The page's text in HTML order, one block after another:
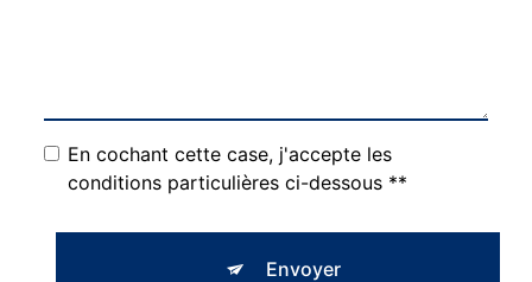
En cochant cette case, j'accepte les
conditions particulières ci-dessous **
Envoyer